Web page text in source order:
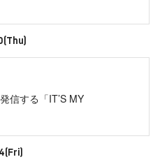
信する「IT’S MY